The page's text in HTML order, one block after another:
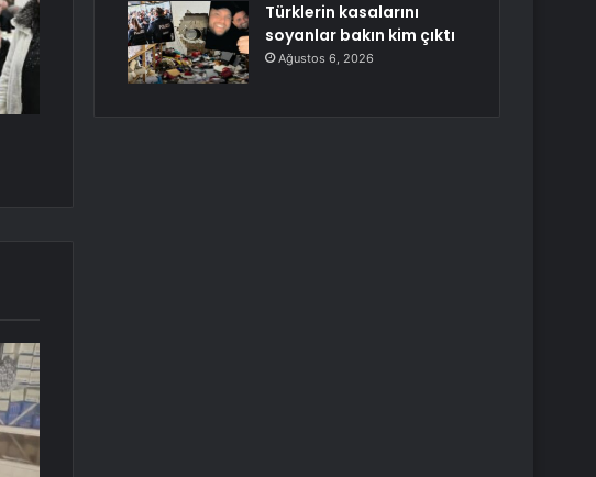
Türklerin kasalarını
soyanlar bakın kim çıktı
Ağustos 6, 2026